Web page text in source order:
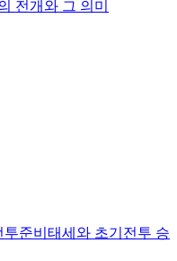
전개와 그 의미
준비태세와 초기전투 승